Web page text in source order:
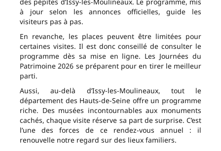
des pépites d’Issy-les-Moulineaux. Le programme, mis
à jour selon les annonces officielles, guide les
visiteurs pas à pas.
En revanche, les places peuvent être limitées pour
certaines visites. Il est donc conseillé de consulter le
programme dès sa mise en ligne. Les Journées du
Patrimoine 2026 se préparent pour en tirer le meilleur
parti.
Aussi, au-delà d’Issy-les-Moulineaux, tout le
département des Hauts-de-Seine offre un programme
riche. Des musées incontournables aux monuments
cachés, chaque visite réserve sa part de surprise. C’est
l’une des forces de ce rendez-vous annuel : il
renouvelle notre regard sur des lieux familiers.